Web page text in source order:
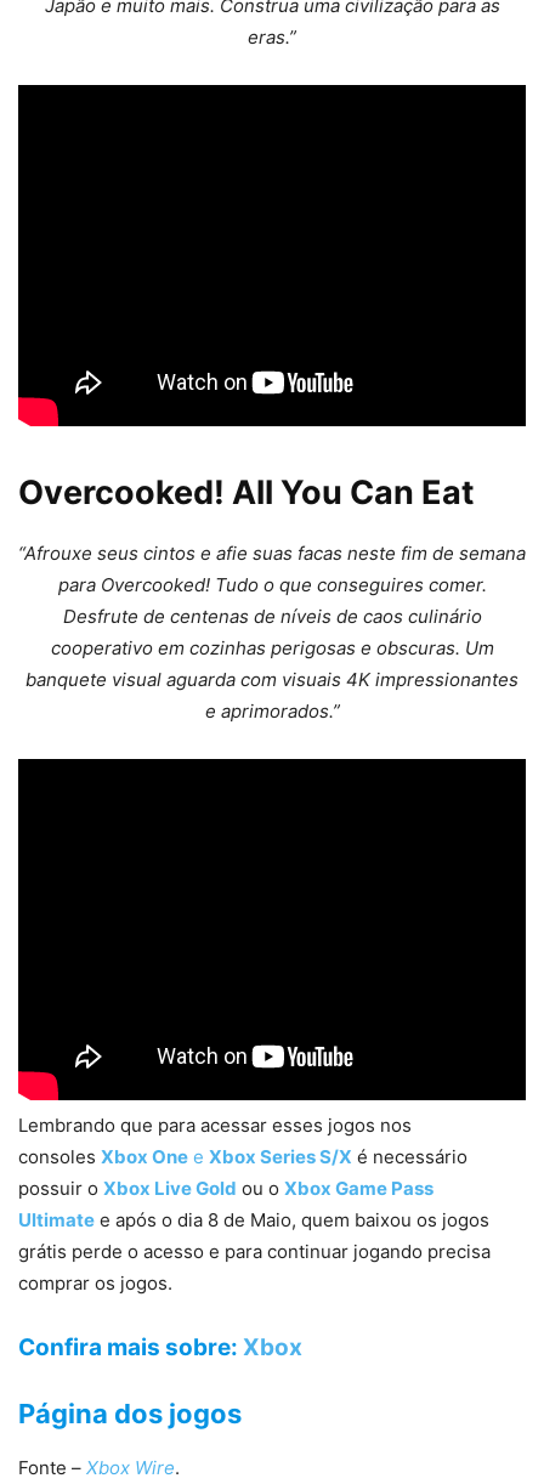
Japão e muito mais. Construa uma civilização para as
eras.”
Overcooked! All You Can Eat
“Afrouxe seus cintos e afie suas facas neste fim de semana
para Overcooked! Tudo o que conseguires comer.
Desfrute de centenas de níveis de caos culinário
cooperativo em cozinhas perigosas e obscuras. Um
banquete visual aguarda com visuais 4K impressionantes
e aprimorados.”
Lembrando que para acessar esses jogos nos
consoles Xbox One e Xbox Series S/X é necessário
possuir o Xbox Live Gold ou o Xbox Game Pass
Ultimate e após o dia 8 de Maio, quem baixou os jogos
grátis perde o acesso e para continuar jogando precisa
comprar os jogos.
Confira mais sobre: Xbox
Página dos jogos
Fonte – Xbox Wire.